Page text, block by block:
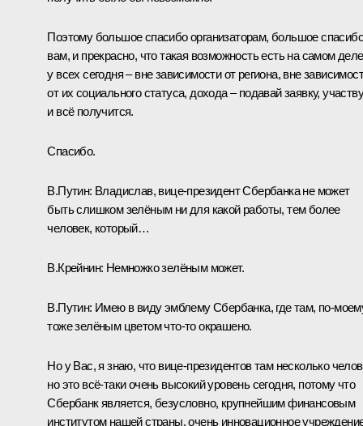
Поэтому большое спасибо организаторам, большое спасибо
вам, и прекрасно, что такая возможность есть на самом деле
у всех сегодня – вне зависимости от региона, вне
от их социального статуса, дохода – подавай заявку,
и всё получится.
Спасибо.
В.Путин: Владислав, вице‑президент Сбербанка не может
быть слишком зелёным ни для какой работы, тем более
человек, который…
В.Крейнин: Немножко зелёным может.
В.Путин: Имею в виду эмблему Сбербанка, где там,
тоже зелёным цветом что‑то окрашено.
Но у Вас, я знаю, что вице‑президентов там несколько
но это всё‑таки очень высокий уровень сегодня, потому что
Сбербанк является, безусловно, крупнейшим финансовым
институтом нашей страны, очень инновационное